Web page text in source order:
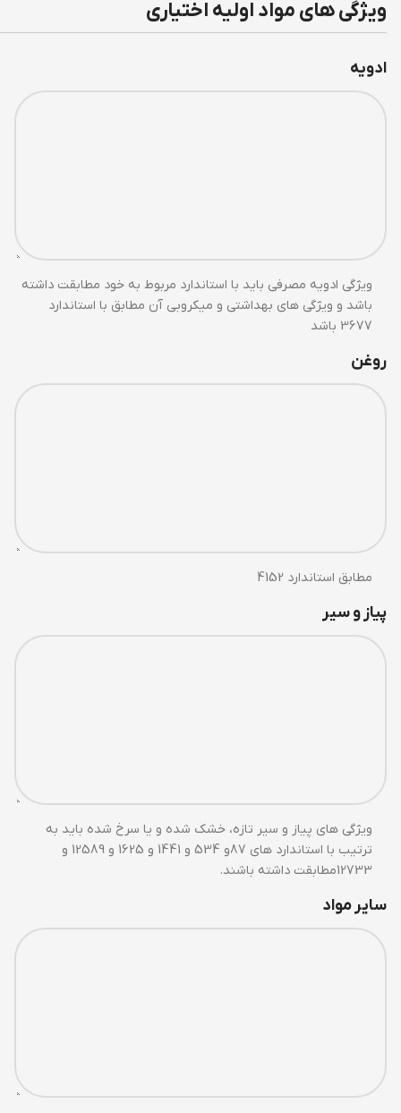
ویژگی های مواد اولیه اختیاری
ادویه
ویژگی ادویه مصرفی باید با استاندارد مربوط به خود مطابقت داشته
باشد و ویژگی های بهداشتی و میکروبی آن مطابق با استاندارد
3677 باشد
روغن
مطابق استاندارد 4152
پیاز و سیر
ویژگی های پیاز و سیر تازه، خشک شده و یا سرخ شده باید به
ترتیب با استاندارد های 87و 534 و 1441 و 1625 و 12589 و
12733مطابقت داشته باشند.
سایر مواد